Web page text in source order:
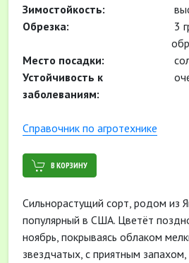
Зимостойкость:
Обрезка:
3
Место посадки:
Устойчивость к
заболеваниям:
Cправочник по агротехнике
В КОРЗИНУ
Сильнорастущий сорт, родом из
популярный в США. Цветёт
ноябрь, покрываясь облаком
звездчатых, с приятным